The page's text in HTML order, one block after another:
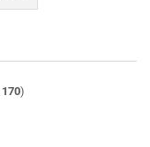
170)